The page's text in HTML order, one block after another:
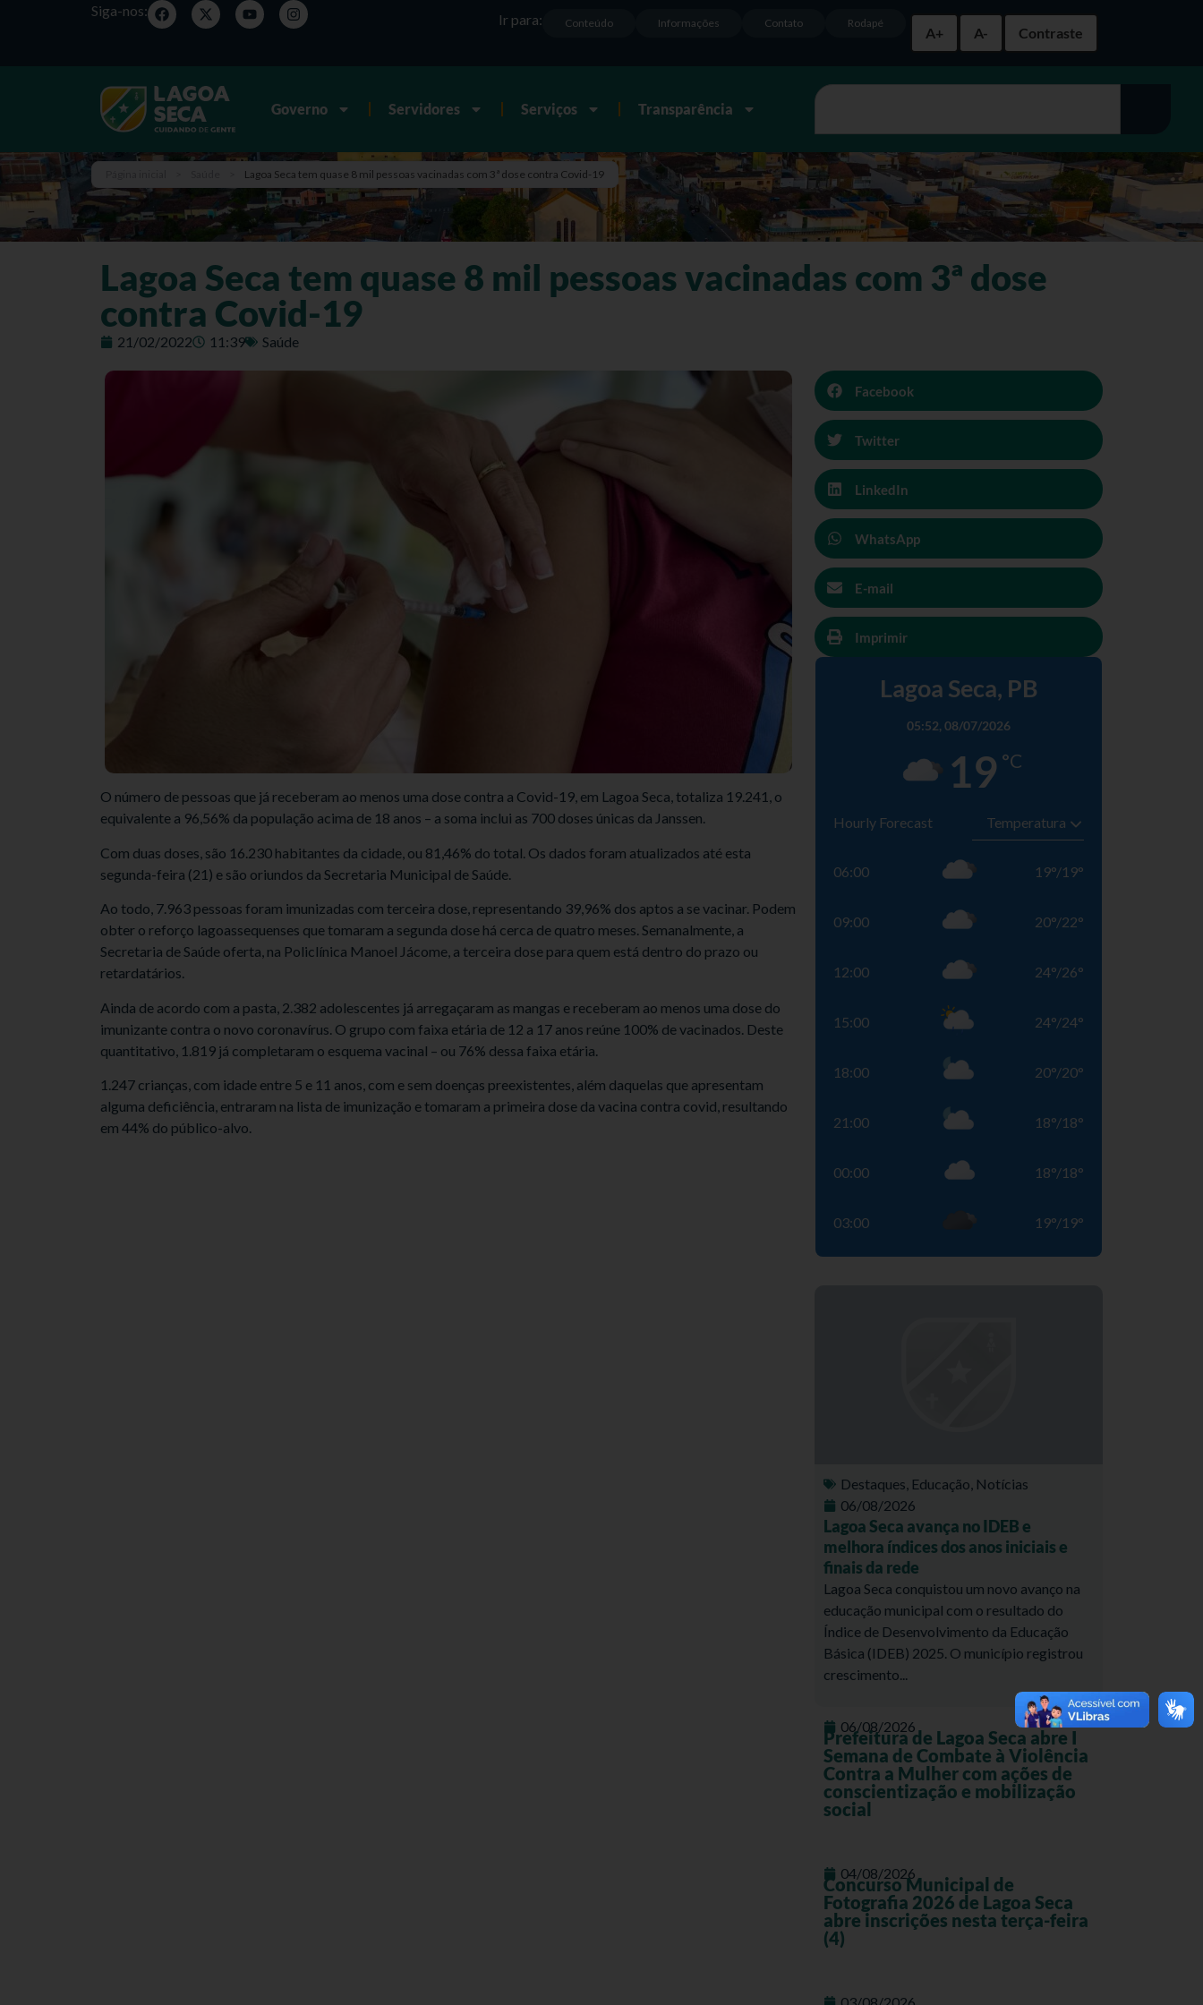
Siga-nos:
A+
A- Contraste
Rodapé
Contato
Informações
Conteúdo
Ir para:
Governo Servidores Serviços Transparência
Lagoa Seca tem quase 8 mil pessoas vacinadas com 3ª dose contra Covid-19
Lagoa Seca tem quase 8 mil pessoas vacinadas com 3ª dose
contra Covid-19
21/02/2022 11:39 Saúde
O número de pessoas que já receberam ao menos uma dose contra a Covid-19, em Lagoa Seca, totaliza 19.241, o
equivalente a 96,56% da população acima de 18 anos – a soma inclui as 700 doses únicas da Janssen.
Com duas doses, são 16.230 habitantes da cidade, ou 81,46% do total. Os dados foram atualizados até esta
segunda-feira (21) e são oriundos da Secretaria Municipal de Saúde.
Ao todo, 7.963 pessoas foram imunizadas com terceira dose, representando 39,96% dos aptos a se vacinar. Podem
obter o reforço lagoassequenses que tomaram a segunda dose há cerca de quatro meses. Semanalmente, a
Secretaria de Saúde oferta, na Policlínica Manoel Jácome, a terceira dose para quem está dentro do prazo ou
retardatários.
Ainda de acordo com a pasta, 2.382 adolescentes já arregaçaram as mangas e receberam ao menos uma dose do
imunizante contra o novo coronavírus. O grupo com faixa etária de 12 a 17 anos reúne 100% de vacinados. Deste
quantitativo, 1.819 já completaram o esquema vacinal – ou 76% dessa faixa etária.
1.247 crianças, com idade entre 5 e 11 anos, com e sem doenças preexistentes, além daquelas que apresentam
alguma deficiência, entraram na lista de imunização e tomaram a primeira dose da vacina contra covid, resultando
em 44% do público-alvo.
Facebook
Twitter
LinkedIn
WhatsApp
E-mail
Imprimir
Lagoa Seca, PB
05:52, 08/07/2026
19 °C
Hourly Forecast
06:00 19°/19°
09:00 20°/22°
12:00 24°/26°
15:00 24°/24°
18:00 20°/20°
21:00 18°/18°
00:00 18°/18°
03:00 19°/19°
Destaques, Educação, Notícias
06/08/2026
Lagoa Seca avança no IDEB e
melhora índices dos anos iniciais e
finais da rede
Lagoa Seca conquistou um novo avanço na
educação municipal com o resultado do
Índice de Desenvolvimento da Educação
Básica (IDEB) 2025. O município registrou
crescimento...
06/08/2026
Prefeitura de Lagoa Seca abre I
Semana de Combate à Violência
Contra a Mulher com ações de
conscientização e mobilização
social
04/08/2026
Concurso Municipal de
Fotografia 2026 de Lagoa Seca
abre inscrições nesta terça-feira
(4)